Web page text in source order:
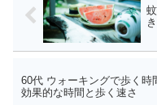
60代 ウォーキングで歩く時
効果的な時間と歩く速さ